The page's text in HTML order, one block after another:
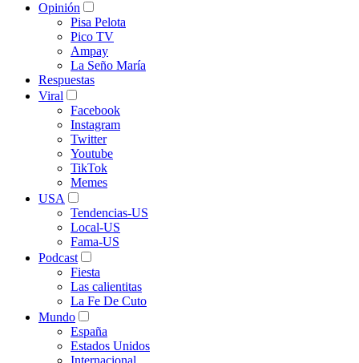
Opinión
Pisa Pelota
Pico TV
Ampay
La Seño María
Respuestas
Viral
Facebook
Instagram
Twitter
Youtube
TikTok
Memes
USA
Tendencias-US
Local-US
Fama-US
Podcast
Fiesta
Las calientitas
La Fe De Cuto
Mundo
España
Estados Unidos
Internacional